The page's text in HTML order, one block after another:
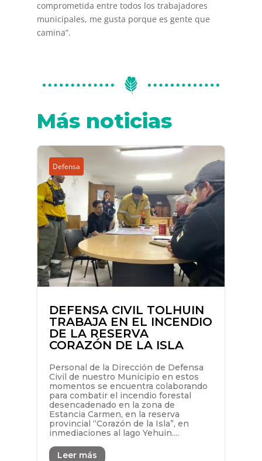
comprometida entre todos los trabajadores
municipales, me gusta porque es gente que
camina”.
Más noticias
Defensa
DEFENSA CIVIL TOLHUIN
TRABAJA EN EL INCENDIO
DE LA RESERVA
CORAZÓN DE LA ISLA
Personal de la Dirección de Defensa
Civil de nuestro Municipio en estos
momentos se encuentra colaborando
para combatir el incendio forestal
desencadenado en la zona de
Estancia Carmen, en la reserva
provincial “Corazón de la Isla”, en
inmediaciones al lago Yehuin....
Leer más